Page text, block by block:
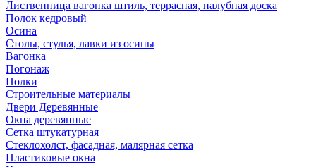
Лиственница вагонка штиль, террасная, палубная доска
Полок кедровый
Осина
Столы, стулья, лавки из осины
Вагонка
Погонаж
Полки
Строительные материалы
Двери Деревянные
Окна деревянные
Сетка штукатурная
Стеклохолст, фасадная, малярная сетка
Пластиковые окна